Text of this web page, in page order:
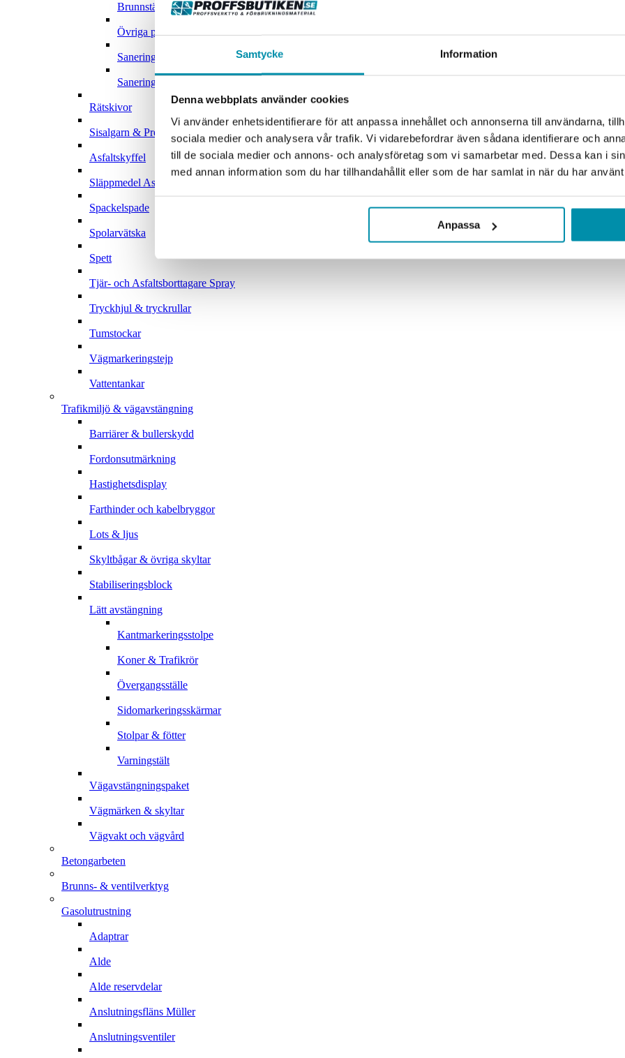
Samtycke Information
Denna webbplats använder cookies
Vi använder enhetsidentifierare för att anpassa innehållet och annonserna till användarna,
sociala medier och analysera vår trafik. Vi vidarebefordrar även sådana identifierare och
till de sociala medier och annons- och analysföretag som vi samarbetar med. Dessa kan i
med annan information som du har tillhandahållit eller som de har samlat in när du har
Anpassa
Brunnstätning
Övriga produkter inom miljöskydd
Saneringsmedel
Saneringsväskor
Rätskivor
Sisalgarn & Pressgarn
Asfaltskyffel
Släppmedel Asfalt
Spackelspade
Spolarvätska
Spett
Tjär- och Asfaltsborttagare Spray
Tryckhjul & tryckrullar
Tumstockar
Vägmarkeringstejp
Vattentankar
Trafikmiljö & vägavstängning
Barriärer & bullerskydd
Fordonsutmärkning
Hastighetsdisplay
Farthinder och kabelbryggor
Lots & ljus
Skyltbågar & övriga skyltar
Stabiliseringsblock
Lätt avstängning
Kantmarkeringsstolpe
Koner & Trafikrör
Övergangsställe
Sidomarkeringsskärmar
Stolpar & fötter
Varningstält
Vägavstängningspaket
Vägmärken & skyltar
Vägvakt och vägvård
Betongarbeten
Brunns- & ventilverktyg
Gasolutrustning
Adaptrar
Alde
Alde reservdelar
Anslutningsfläns Müller
Anslutningsventiler